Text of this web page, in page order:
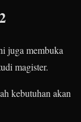
juga membuka
magister.
kebutuhan akan